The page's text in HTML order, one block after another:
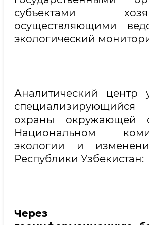
субъектами
осуществляющими
экологический
Аналитический центр
охраны окружающей
Национальном
экологии и
Республики Узбекистан:
Через